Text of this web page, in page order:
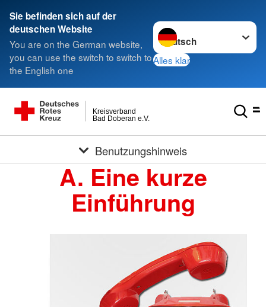
Sie befinden sich auf der
deutschen Website
You are on the German website,
you can use the switch to switch to
the English one
Sprache wechseln zu
Alles klar
Bad Doberan e.V.
Kreisverband
Benutzungshinweis
A. Eine kurze
Einführung